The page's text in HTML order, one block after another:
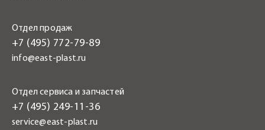
Отдел продаж
+7 (495) 772-79-89
info@east-plast.ru
Отдел сервиса и запчастей
+7 (495) 249-11-36
service@east-plast.ru